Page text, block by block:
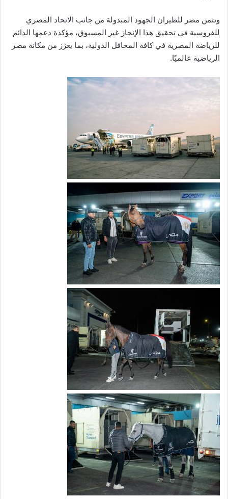
وتثمن مصر للطيران الجهود المبذولة من جانب الاتحاد المصري
للفروسية في تحقيق هذا الإنجاز غير المسبوق، مؤكدة دعمها الدائم
للرياضة المصرية في كافة المحافل الدولية، بما يعزز من مكانة مصر
الرياضية عالميًا.